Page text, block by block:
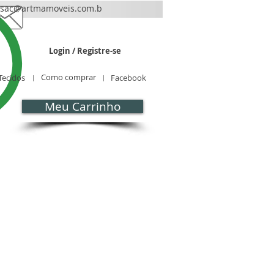
sac@artmamoveis.com.b
Login / Registre-se
Como comprar Facebook
Meu Carrinho